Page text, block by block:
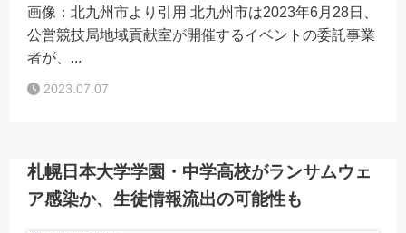
画像：北九州市より引用 北九州市は2023年6月28日、
公営競技局地域貢献室が開催するイベントの委託事業
者が、...
2023.07.07
札幌日本大学学園・中学高校がランサムウェ
ア感染か、生徒情報流出の可能性も